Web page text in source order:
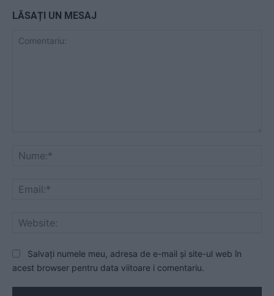
LĂSAȚI UN MESAJ
Salvați numele meu, adresa de e-mail și site-ul web în
acest browser pentru data viitoare i comentariu.